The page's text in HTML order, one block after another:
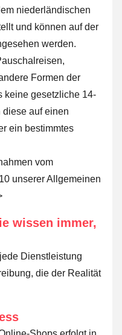
niederländischen
und können auf der
werden.
Formen der
keine gesetzliche 14-
auf einen
ein bestimmtes
vom
unserer Allgemeinen
wissen immer,
Dienstleistung
die der Realität